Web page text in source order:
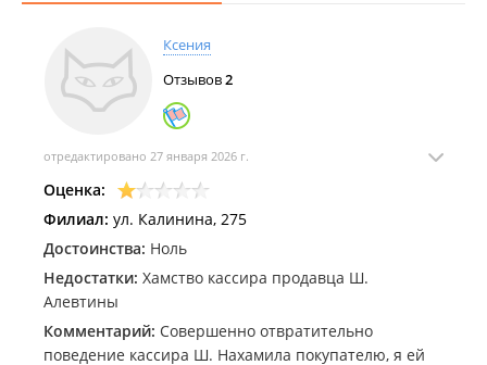
Ксения
Отзывов2
отредактировано 27 января 2026 г.
Оценка:
Филиал: ул. Калинина, 275
Достоинства: Ноль
Недостатки: Хамство кассира продавца Ш.
Алевтины
Комментарий: Совершенно отвратительно
поведение кассира Ш. Нахамила покупателю, я ей